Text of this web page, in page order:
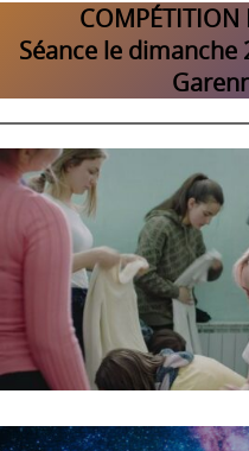
COMPÉTITION
Séance le